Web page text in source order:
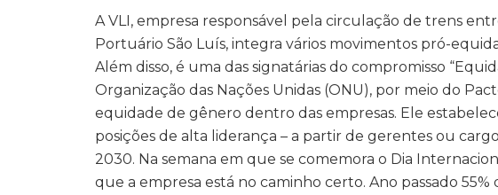
A VLI, empresa responsável pela circulação de trens
Portuário São Luís, integra vários movimentos pró-
Além disso, é uma das signatárias do compromisso
Organização das Nações Unidas (ONU), por meio do
equidade de gênero dentro das empresas. Ele
posições de alta liderança – a partir de gerentes ou
2030. Na semana em que se comemora o Dia
que a empresa está no caminho certo. Ano passado